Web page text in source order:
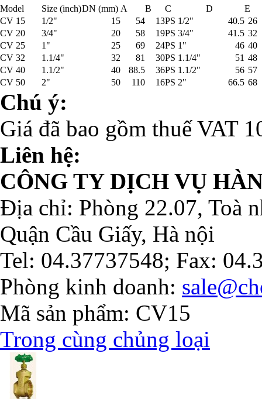
Model Size (inch)DN (mm) A B C D
E
CV 15
1/2" 15 54 13PS 1/2" 40.5 26
CV 20
3/4" 20 58 19PS 3/4" 41.5 32
CV 25
1" 25 69 24PS 1" 46 40
CV 32
1.1/4" 32 81 30PS 1.1/4" 51 48
CV 40
1.1/2" 40 88.5 36PS 1.1/2" 56 57
CV 50
2" 50 110 16PS 2" 66.5 68
Chú ý:
Giá đã bao gồm thuế VAT
Liên hệ:
CÔNG TY DỊCH VỤ
Địa chỉ: Phòng 22.07, Toà
Quận Cầu Giấy, Hà nội
Tel: 04.37737548; Fax:
Phòng kinh doanh:
Mã sản phẩm: CV15
Trong cùng chủng loại